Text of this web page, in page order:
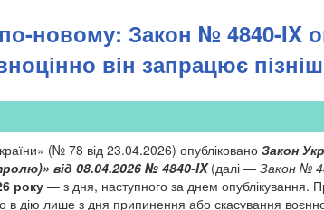
новому: Закон № 4840-IX
він запрацює
(№ 78 від 23.04.2026) опубліковано Закон
від 08.04.2026 № 4840-IX(далі — Закон №
року— з дня, наступного за днем опублікування.
дію лише з дня припинення або скасування